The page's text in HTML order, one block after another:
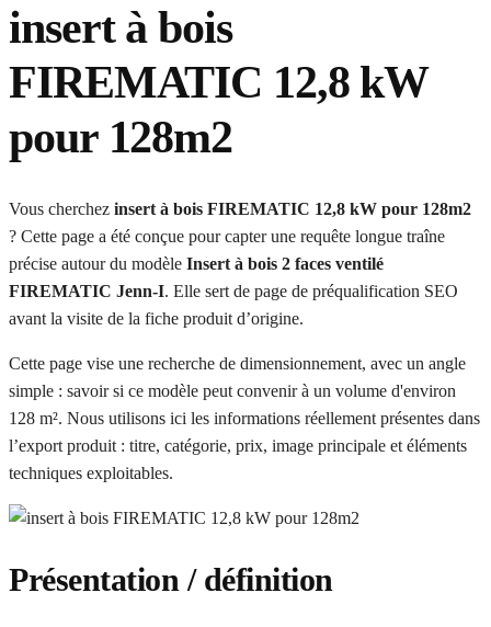
insert à bois
FIREMATIC 12,8 kW
pour 128m2
Vous cherchez insert à bois FIREMATIC 12,8 kW pour 128m2
? Cette page a été conçue pour capter une requête longue traîne
précise autour du modèle Insert à bois 2 faces ventilé
FIREMATIC Jenn-I. Elle sert de page de préqualification SEO
avant la visite de la fiche produit d’origine.
Cette page vise une recherche de dimensionnement, avec un angle
simple : savoir si ce modèle peut convenir à un volume d'environ
128 m². Nous utilisons ici les informations réellement présentes dans
l’export produit : titre, catégorie, prix, image principale et éléments
techniques exploitables.
Présentation / définition